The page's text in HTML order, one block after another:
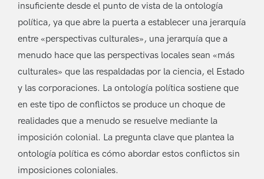
insuficiente desde el punto de vista de la ontología
política, ya que abre la puerta a establecer una jerarquía
entre «perspectivas culturales», una jerarquía que a
menudo hace que las perspectivas locales sean «más
culturales» que las respaldadas por la ciencia, el Estado
y las corporaciones. La ontología política sostiene que
en este tipo de conflictos se produce un choque de
realidades que a menudo se resuelve mediante la
imposición colonial. La pregunta clave que plantea la
ontología política es cómo abordar estos conflictos sin
imposiciones coloniales.